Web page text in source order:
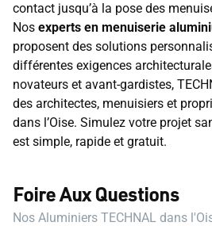
contact jusqu’à la pose des
Nos experts en menuiserie
proposent des solutions
différentes exigences
novateurs et avant-gardistes,
des architectes, menuisiers et
dans l’Oise. Simulez votre projet
est simple, rapide et gratuit.
Foire Aux Questions
Nos Aluminiers TECHNAL dans